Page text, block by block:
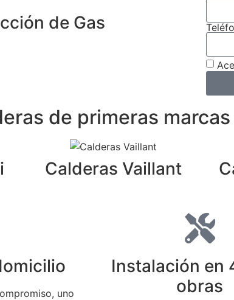
de Gas
de primeras marcas
Calderas Vaillant
uno
Instalación en
obras